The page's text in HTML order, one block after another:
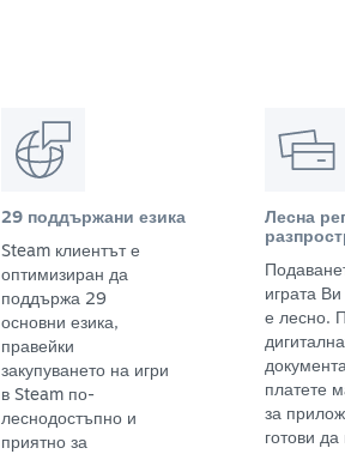
29 поддържани езика
Steam клиентът е
оптимизиран да
поддържа 29
основни езика,
правейки
закупуването на игри
в Steam по-
леснодостъпно и
приятно за
Лесна
играта
е лесно.
платете
за
готови да